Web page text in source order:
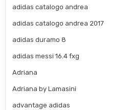
adidas catalogo andrea
adidas catalogo andrea 2017
adidas duramo 8
adidas messi 16.4 fxg
Adriana
Adriana by Lamasini
advantage adidas